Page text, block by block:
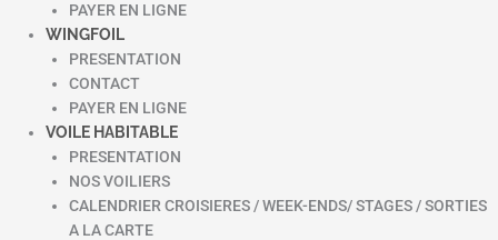
PAYER EN LIGNE
WINGFOIL
PRESENTATION
CONTACT
PAYER EN LIGNE
VOILE HABITABLE
PRESENTATION
NOS VOILIERS
CALENDRIER CROISIERES / WEEK-ENDS/ STAGES / SORTIES
A LA CARTE